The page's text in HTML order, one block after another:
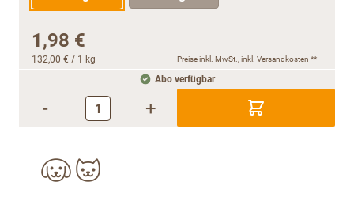
1,98 €
132,00 € / 1 kg Preise inkl. MwSt., inkl. Versandkosten **
Abo verfügbar
- +